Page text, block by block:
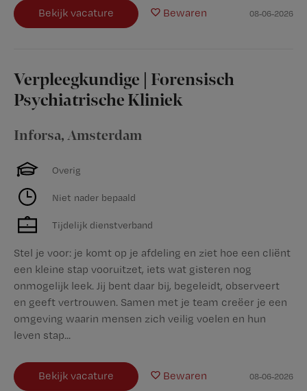
Bekijk vacature Bewaren 08-06-2026
Verpleegkundige | Forensisch
Psychiatrische Kliniek
Inforsa, Amsterdam
Overig
Niet nader bepaald
Tijdelijk dienstverband
Stel je voor: je komt op je afdeling en ziet hoe een cliënt
een kleine stap vooruitzet, iets wat gisteren nog
onmogelijk leek. Jij bent daar bij, begeleidt, observeert
en geeft vertrouwen. Samen met je team creëer je een
omgeving waarin mensen zich veilig voelen en hun
leven stap...
Bekijk vacature Bewaren 08-06-2026